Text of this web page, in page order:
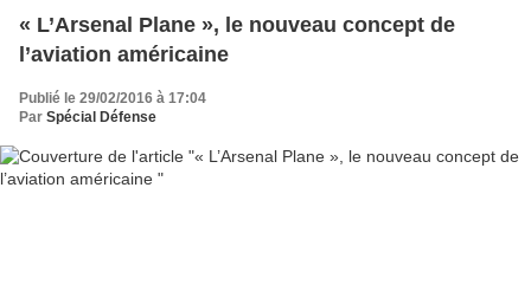
« L’Arsenal Plane », le nouveau concept de
l’aviation américaine
Publié le 29/02/2016 à 17:04
Par Spécial Défense